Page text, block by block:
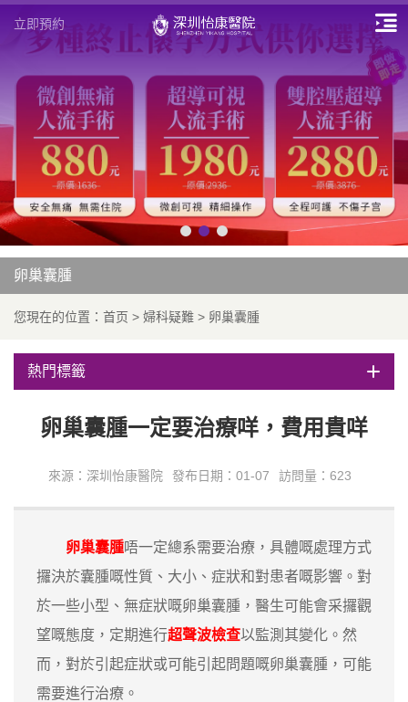
立即預約
卵巢囊腫
您現在的位置： 首页 > 婦科疑難 > 卵巢囊腫
熱門標籤
卵巢囊腫一定要治療咩，費用貴咩
來源：深圳怡康醫院 發布日期：01-07 訪問量：623
卵巢囊腫唔一定總系需要治療，具體嘅處理方式
攞決於囊腫嘅性質、大小、症狀和對患者嘅影響。對
於一些小型、無症狀嘅卵巢囊腫，醫生可能會采攞觀
望嘅態度，定期進行超聲波檢查以監測其變化。然
而，對於引起症狀或可能引起問題嘅卵巢囊腫，可能
需要進行治療。